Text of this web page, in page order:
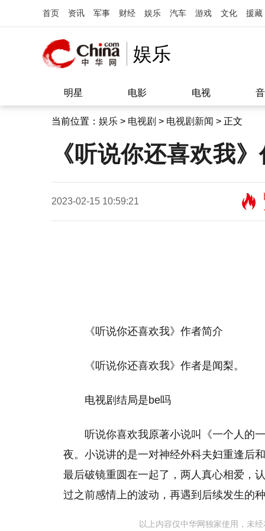
首页 资讯 军事 财经 娱乐 汽车 游戏 文化 援藏
娱乐
明星 电影 电视
当前位置： 娱乐 > 电视剧 > 电视剧新闻 > 正文
《听说你还喜欢我
2023-02-15 10:59:21
《听说你还喜欢我》作者简介
《听说你还喜欢我》作者是闻梨。
电视剧结局是be吗
听说你喜欢我原著小说叫《一个人的
夜。小说讲的是一对神经外科夫妇重逢后
最后破镜重圆在一起了，两人真心相爱，
过之前感情上的波动，再遇到后续发生的
以上内容仅中华网独家使用，未